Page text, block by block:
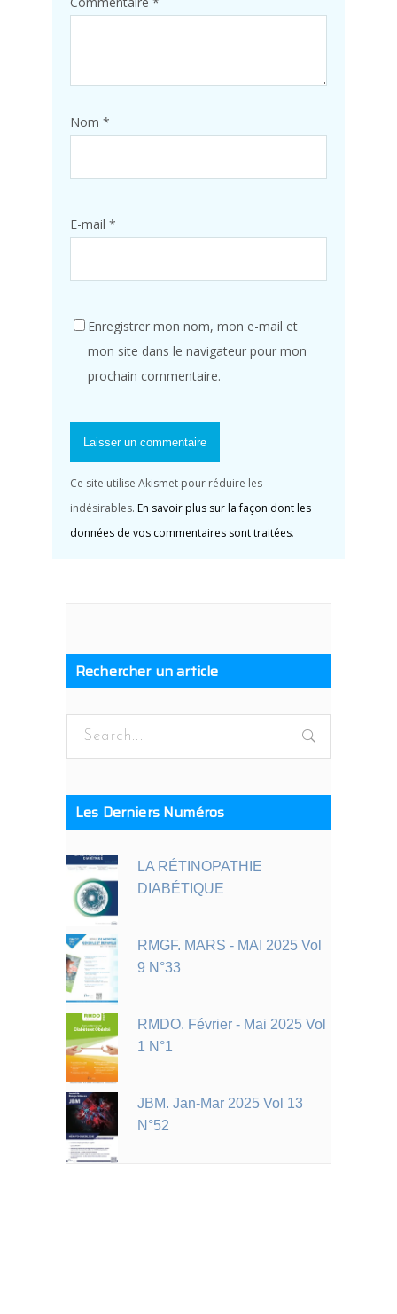
Nom *
E-mail *
Enregistrer mon nom, mon e-mail et
mon site dans le navigateur pour mon
prochain commentaire.
Ce site utilise Akismet pour réduire les
indésirables. En savoir plus sur la façon dont les
données de vos commentaires sont traitées.
Rechercher un article
Search
Les Derniers Numéros
LA RÉTINOPATHIE
DIABÉTIQUE
RMGF. MARS - MAI 2025 Vol
9 N°33
RMDO. Février - Mai 2025 Vol
1 N°1
JBM. Jan-Mar 2025 Vol 13
N°52